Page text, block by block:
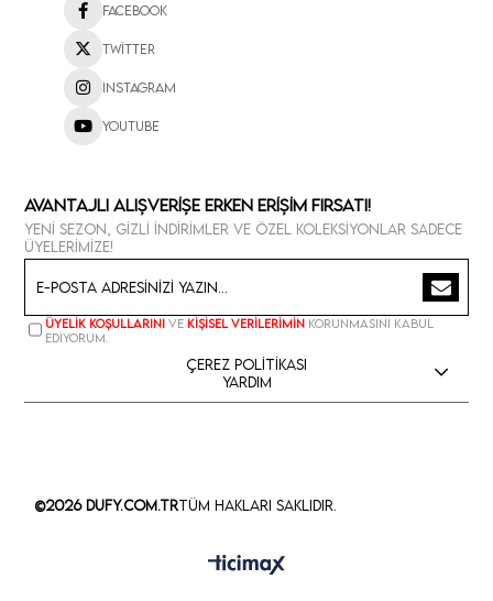
Facebook
Twitter
Instagram
Youtube
Avantajlı Alışverişe Erken Erişim Fırsatı!
Yeni sezon, gizli indirimler ve özel koleksiyonlar sadece
üyelerimize!
Üyelik koşullarını ve kişisel verilerimin korunmasını kabul
ediyorum.
Çerez Politikası
Yardım
©2026 Dufy.com.trTüm Hakları Saklıdır.